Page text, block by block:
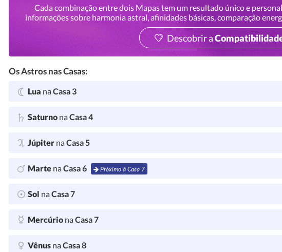
Cada combinação entre dois Mapas tem um resultado único e
informações sobre harmonia astral, afinidades básicas, comparação
Descobrir a
Os Astros nas Casas:
Lua naCasa 3
Saturno naCasa 4
Júpiter naCasa 5
Marte naCasa 6 Próximo à Casa 7
Sol naCasa 7
Mercúrio naCasa 7
Vênus naCasa 8